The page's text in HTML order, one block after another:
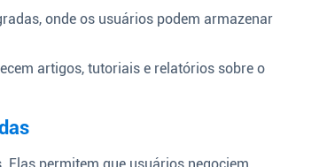
onde os usuários podem armazenar
artigos, tutoriais e relatórios sobre o